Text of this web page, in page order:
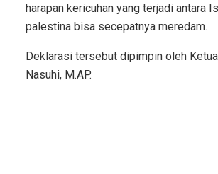
harapan kericuhan yang terjadi antara
palestina bisa secepatnya meredam.
Deklarasi tersebut dipimpin oleh
Nasuhi, M.AP.